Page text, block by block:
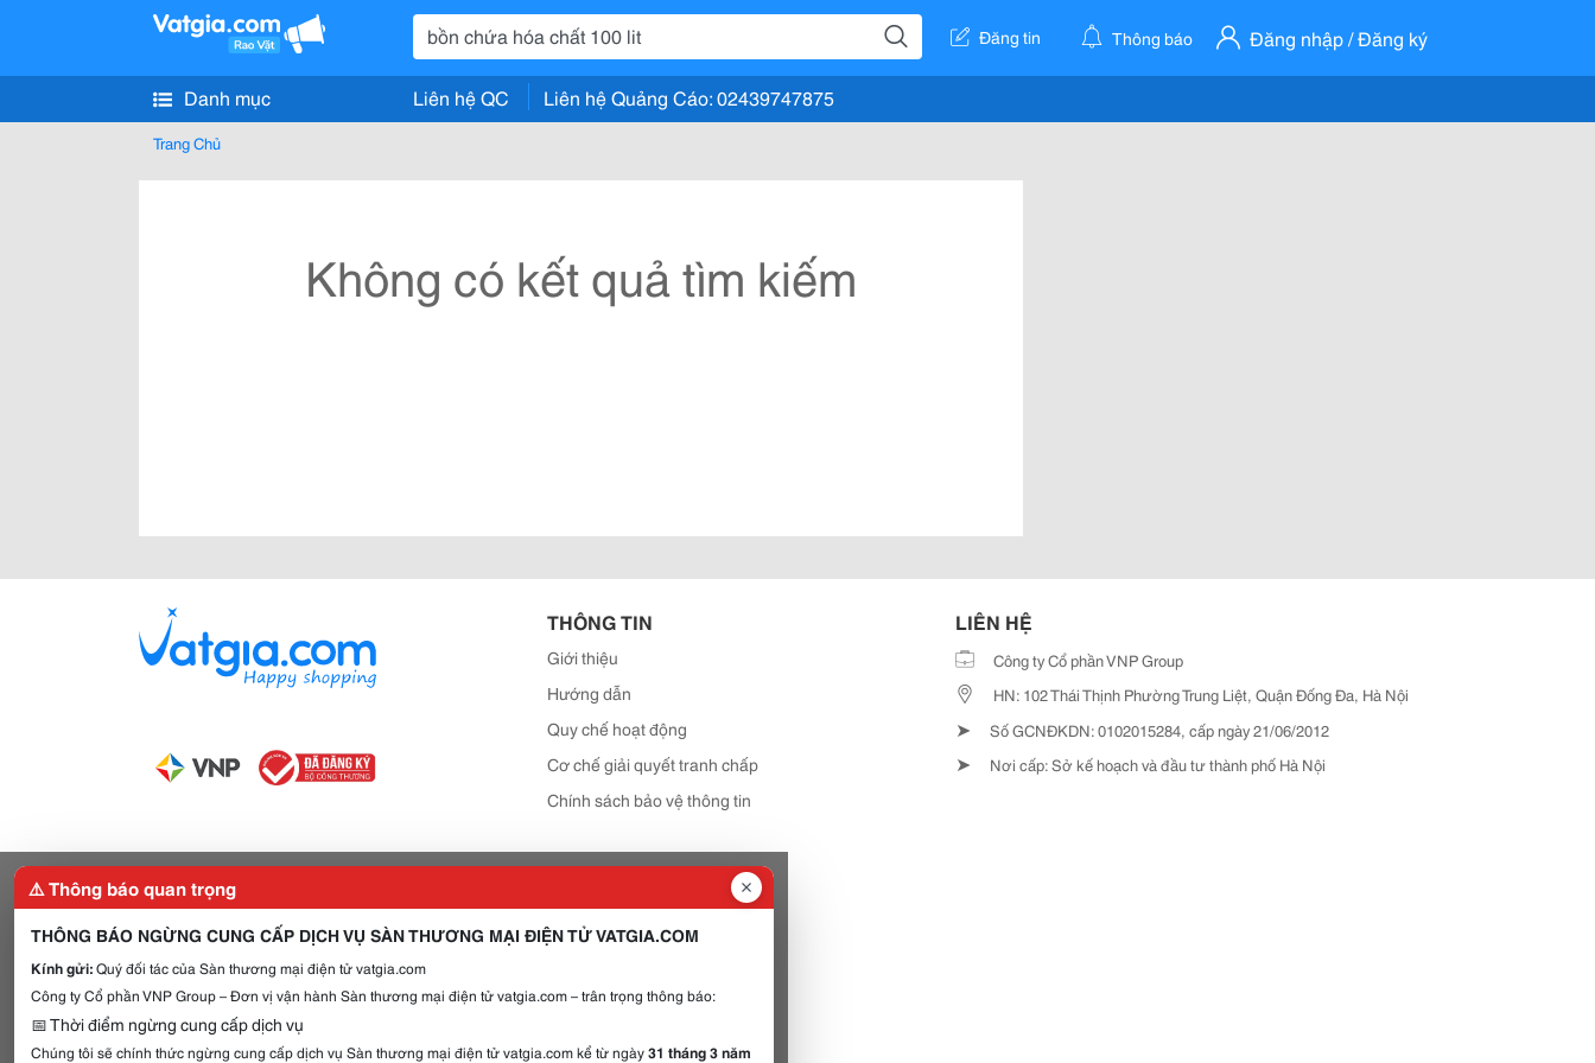
Đăng tin Thông báo Đăng nhập / Đăng ký
Danh mục Liên hệ QC Liên hệ Quảng Cáo: 02439747875
Trang Chủ
Không có kết quả tìm kiếm
THÔNG TIN
Giới thiệu
Hướng dẫn
Quy chế hoạt động
Cơ chế giải quyết tranh chấp
Chính sách bảo vệ thông tin
LIÊN HỆ
Công ty Cổ phần VNP Group
HN: 102 Thái Thịnh Phường Trung Liệt, Quận Đống Đa, Hà Nội
➤ Số GCNĐKDN: 0102015284, cấp ngày 21/06/2012
➤ Nơi cấp: Sở kế hoạch và đầu tư thành phố Hà Nội
⚠️ Thông báo quan trọng
THÔNG BÁO NGỪNG CUNG CẤP DỊCH VỤ SÀN THƯƠNG MẠI ĐIỆN TỬ VATGIA.COM
Kính gửi:Quý đối tác của Sàn thương mại điện tử vatgia.com
Công ty Cổ phần VNP Group – Đơn vị vận hành Sàn thương mại điện tử vatgia.com – trân trọng thông báo:
📅 Thời điểm ngừng cung cấp dịch vụ
Chúng tôi sẽ chính thức ngừng cung cấp dịch vụ Sàn thương mại điện tử vatgia.com kể từ ngày31 tháng 3 năm